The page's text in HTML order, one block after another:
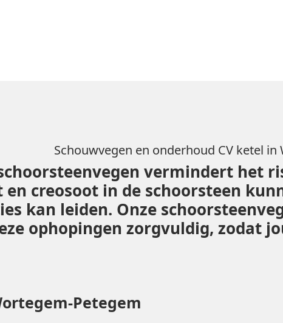
Schouwvegen en onderhoud CV ketel
vermindert het
en creosoot in de schoorsteen
kan leiden. Onze
ophopingen zorgvuldig, zodat
Petegem